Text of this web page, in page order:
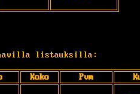
listauksilla:
Koko Pvm